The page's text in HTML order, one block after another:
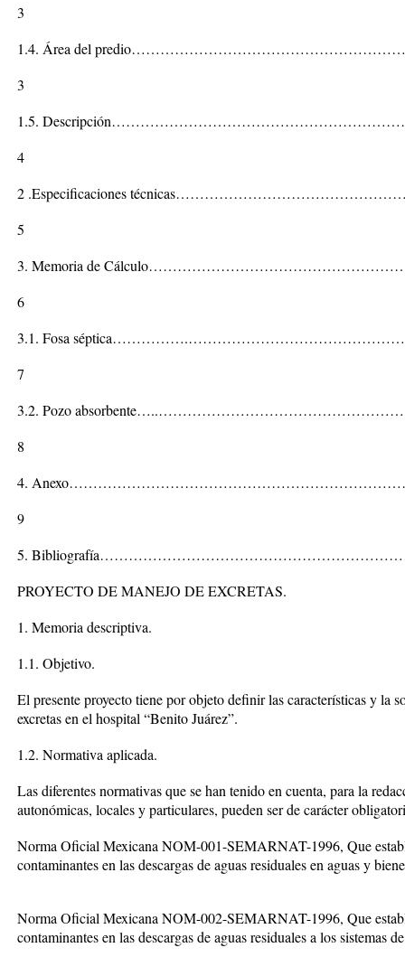
3
1.4. Área del
3
1.5.
4
2 .Especificaciones
5
3. Memoria de
6
3.1. Fosa
7
3.2. Pozo
8
4.
9
5.
PROYECTO DE MANEJO DE EXCRETAS.
1. Memoria descriptiva.
1.1. Objetivo.
El presente proyecto tiene por objeto definir las características y la
excretas en el hospital “Benito Juárez”.
1.2. Normativa aplicada.
Las diferentes normativas que se han tenido en cuenta, para la
autonómicas, locales y particulares, pueden ser de carácter
Norma Oficial Mexicana NOM-001-SEMARNAT-1996, Que
contaminantes en las descargas de aguas residuales en aguas y
Norma Oficial Mexicana NOM-002-SEMARNAT-1996, Que
contaminantes en las descargas de aguas residuales a los sistemas